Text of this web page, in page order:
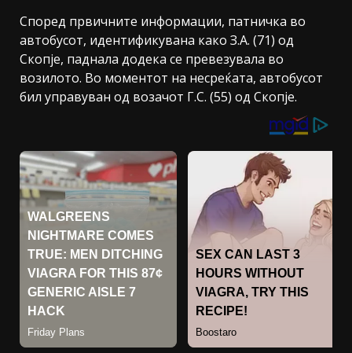
Според првичните информации, патничка во
автобусот, идентификувана како З.А. (71) од
Скопје, паднала додека се превезувала во
возилото. Во моментот на несреќата, автобусот
бил управуван од возачот Г.С. (55) од Скопје.